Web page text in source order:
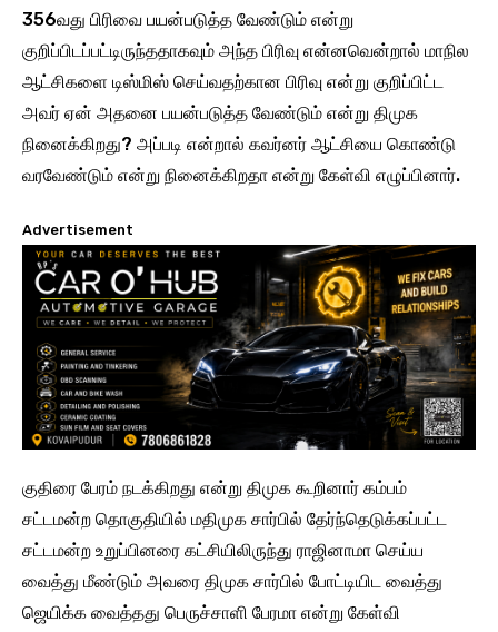
356வது பிரிவை பயன்படுத்த வேண்டும் என்று
குறிப்பிடப்பட்டிருந்ததாகவும் அந்த பிரிவு என்னவென்றால் மாநில
ஆட்சிகளை டிஸ்மிஸ் செய்வதற்கான பிரிவு என்று குறிப்பிட்ட
அவர் ஏன் அதனை பயன்படுத்த வேண்டும் என்று திமுக
நினைக்கிறது? அப்படி என்றால் கவர்னர் ஆட்சியை கொண்டு
வரவேண்டும் என்று நினைக்கிறதா என்று கேள்வி எழுப்பினார்.
Advertisement
குதிரை பேரம் நடக்கிறது என்று திமுக கூறினார் கம்பம்
சட்டமன்ற தொகுதியில் மதிமுக சார்பில் தேர்ந்தெடுக்கப்பட்ட
சட்டமன்ற உறுப்பினரை கட்சியிலிருந்து ராஜினாமா செய்ய
வைத்து மீண்டும் அவரை திமுக சார்பில் போட்டியிட வைத்து
ஜெயிக்க வைத்தது பெருச்சாளி பேரமா என்று கேள்வி